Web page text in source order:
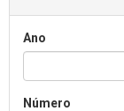
Ano
Número